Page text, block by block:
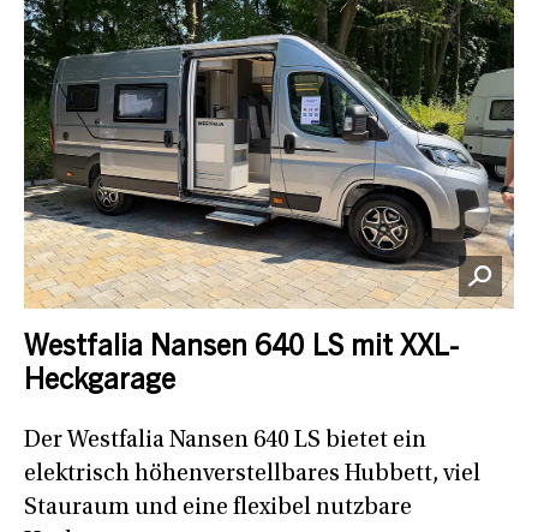
Westfalia Nansen 640 LS mit XXL-
Heckgarage
Der Westfalia Nansen 640 LS bietet ein
elektrisch höhenverstellbares Hubbett, viel
Stauraum und eine flexibel nutzbare